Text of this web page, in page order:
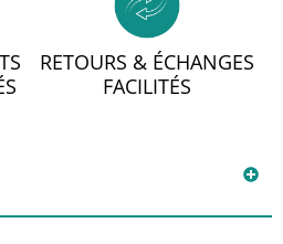
RETOURS & ÉCHANGES
FACILITÉS